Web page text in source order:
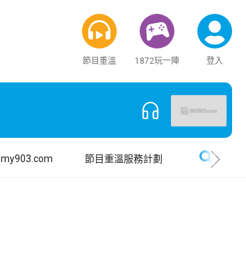
節目重溫 1872玩一陣 登入
my903.com 節目重溫服務計劃